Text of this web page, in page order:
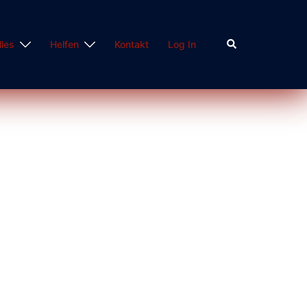
Helfen Kontakt Log In Suche